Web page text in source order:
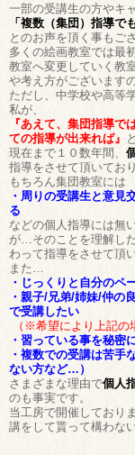
一部の受講生の方やキ
「複数（集団）指導で
とのお声を頂く事もご
多くの絵画教室では最
教室へ変更していく教
や考え方がございます
ただし、中学校や高等
私が、
『あえて、集団指導
ての指導が出来れば』
現在まで１０数年間、
指導をさせて頂いてお
もちろん集団教室には
・周りの受講生と意見
る
などの個人指導には無
が…そのことを理解し
わって指導をさせて頂
また…
・じっくりと自分のペ
・親子/兄弟/姉妹/仲の
で受講したい
（※希望により上記の
・習っている事を秘密
・複数での受講は苦手
ない方など…）
さまざまな理由で個人
のも事実です。
当工房で開催しており
講をして貰って構わな